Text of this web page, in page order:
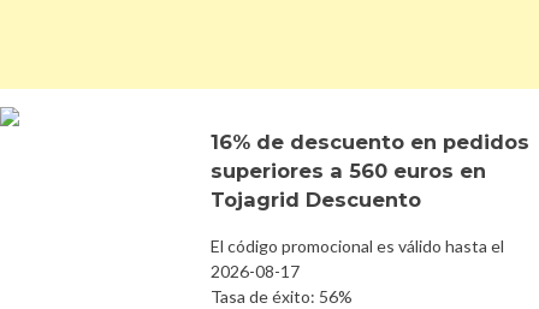
16% de descuento en pedidos
superiores a 560 euros en
Tojagrid Descuento
El código promocional es válido hasta el
2026-08-17
Tasa de éxito: 56%